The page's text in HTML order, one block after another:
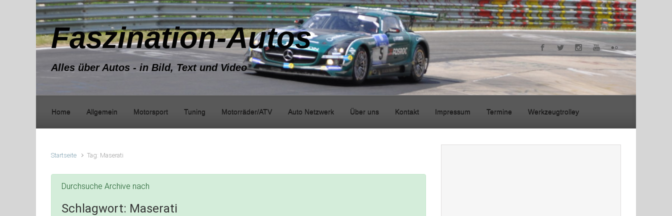
Zum Hauptinhalt springen
Faszination-Autos
Alles über Autos - in Bild, Text und Video
Home Allgemein Motorsport Tuning Motorräder/ATV Auto Netzwerk Über uns Kontakt Impressum Termine Werkzeugtrolley
Startseite Tag: Maserati
Durchsuche Archive nach
Schlagwort: Maserati